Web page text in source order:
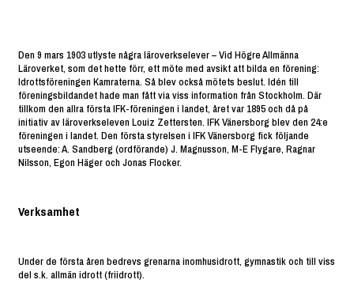
Den 9 mars 1903 utlyste några läroverkselever – Vid Högre Allmänna
Läroverket, som det hette förr, ett möte med avsikt att bilda en förening:
Idrottsföreningen Kamraterna. Så blev också mötets beslut. Idén till
föreningsbildandet hade man fått via viss information från Stockholm. Där
tillkom den allra första IFK-föreningen i landet, året var 1895 och då på
initiativ av läroverkseleven Louiz Zettersten. IFK Vänersborg blev den 24:e
föreningen i landet. Den första styrelsen i IFK Vänersborg fick följande
utseende: A. Sandberg (ordförande) J. Magnusson, M-E Flygare, Ragnar
Nilsson, Egon Häger och Jonas Flocker.
Verksamhet
Under de första åren bedrevs grenarna inomhusidrott, gymnastik och till viss
del s.k. allmän idrott (friidrott).